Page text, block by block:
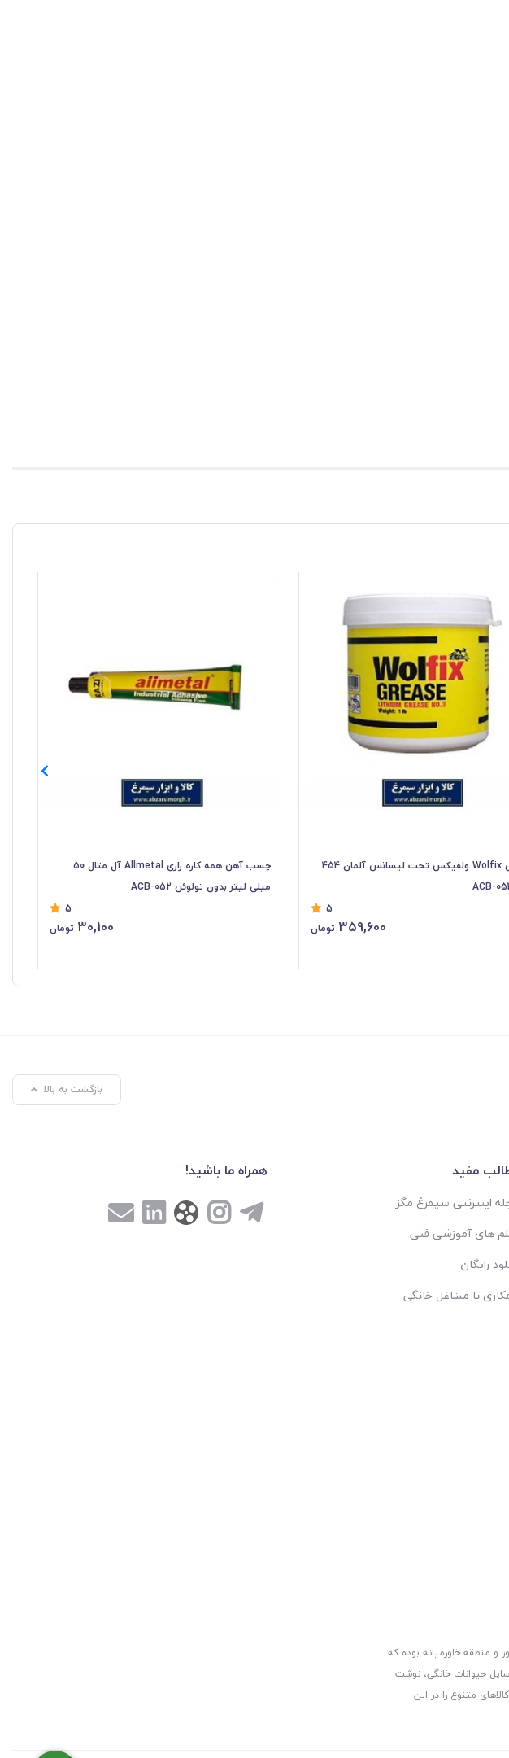
گریس Wolfix ولفیکس تحت لیسانس آلمان 454
5
359,600 تومان
چسب آهن همه کاره رازی Allmetal آل متال 50
میلی لیتر بدون تولوئن ACB-052
5
30,100 تومان
بازگشت به بالا
مفید
اینترنتی سیمرغ مگز
های آموزشی فنی
رایگان
با مشاغل خانگی
همراه ما باشید!
و منطقه خاورمیانه بوده که
حیوانات خانگی، نوشت
متنوع را در این